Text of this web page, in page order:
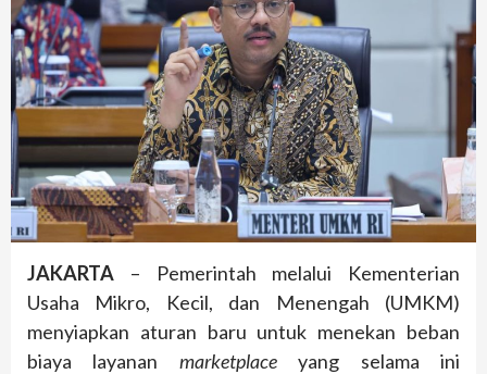
JAKARTA – Pemerintah melalui Kementerian
Usaha Mikro, Kecil, dan Menengah (UMKM)
menyiapkan aturan baru untuk menekan beban
biaya layanan marketplaceyang selama ini